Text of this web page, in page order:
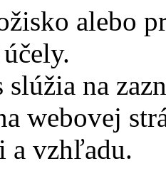
alebo
na
webovej
a vzhľadu.